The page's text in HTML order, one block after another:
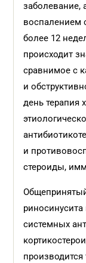
заболевание,
воспалением
более 12
происходит
сравнимое с
и
день терапия
и
стероиды,
системных